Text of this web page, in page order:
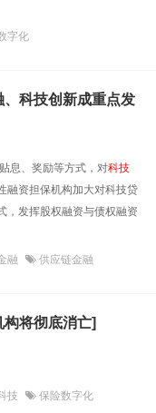
字化
科技创新成重点发
息、奖励等方式，对科技
融资担保机构加大对科技贷
，发挥股权融资与债权融资
融 供应链金融
将彻底消亡]
技 保险数字化